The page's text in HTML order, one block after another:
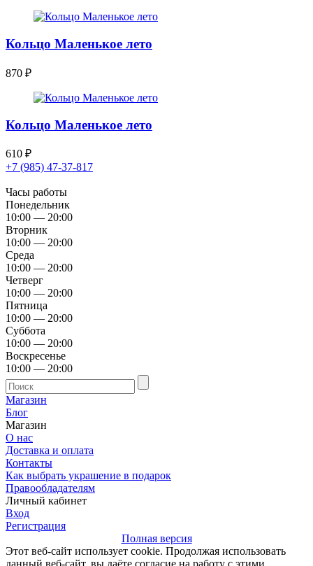
Кольцо Маленькое лето
870 ₽
Кольцо Маленькое лето
610 ₽
+7 (985) 47-37-817
Часы работы
Понедельник
10:00 — 20:00
Вторник
10:00 — 20:00
Среда
10:00 — 20:00
Четверг
10:00 — 20:00
Пятница
10:00 — 20:00
Суббота
10:00 — 20:00
Воскресенье
10:00 — 20:00
Магазин
Блог
Магазин
О нас
Доставка и оплата
Контакты
Как выбрать украшение в подарок
Правообладателям
Личный кабинет
Вход
Регистрация
Полная версия
Этот веб-сайт использует cookie. Продолжая использовать